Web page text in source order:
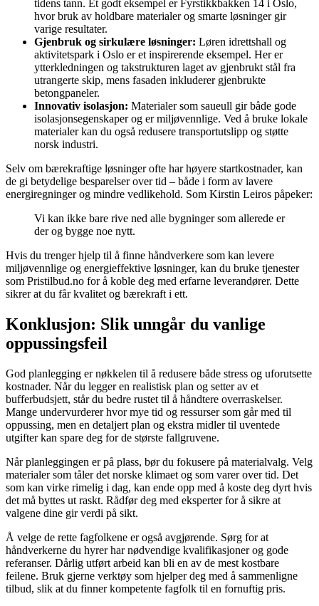
tidens tann. Et godt eksempel er Fyrstikkbakken 14 i Oslo,
hvor bruk av holdbare materialer og smarte løsninger gir
varige resultater.
Gjenbruk og sirkulære løsninger: Løren idrettshall og
aktivitetspark i Oslo er et inspirerende eksempel. Her er
ytterkledningen og takstrukturen laget av gjenbrukt stål fra
utrangerte skip, mens fasaden inkluderer gjenbrukte
betongpaneler.
Innovativ isolasjon: Materialer som saueull gir både gode
isolasjonsegenskaper og er miljøvennlige. Ved å bruke lokale
materialer kan du også redusere transportutslipp og støtte
norsk industri.
Selv om bærekraftige løsninger ofte har høyere startkostnader, kan
de gi betydelige besparelser over tid – både i form av lavere
energiregninger og mindre vedlikehold. Som Kirstin Leiros påpeker:
Vi kan ikke bare rive ned alle bygninger som allerede er
der og bygge noe nytt.
Hvis du trenger hjelp til å finne håndverkere som kan levere
miljøvennlige og energieffektive løsninger, kan du bruke tjenester
som Pristilbud.no for å koble deg med erfarne leverandører. Dette
sikrer at du får kvalitet og bærekraft i ett.
Konklusjon: Slik unngår du vanlige
oppussingsfeil
God planlegging er nøkkelen til å redusere både stress og uforutsette
kostnader. Når du legger en realistisk plan og setter av et
bufferbudsjett, står du bedre rustet til å håndtere overraskelser.
Mange undervurderer hvor mye tid og ressurser som går med til
oppussing, men en detaljert plan og ekstra midler til uventede
utgifter kan spare deg for de største fallgruvene.
Når planleggingen er på plass, bør du fokusere på materialvalg. Velg
materialer som tåler det norske klimaet og som varer over tid. Det
som kan virke rimelig i dag, kan ende opp med å koste deg dyrt hvis
det må byttes ut raskt. Rådfør deg med eksperter for å sikre at
valgene dine gir verdi på sikt.
Å velge de rette fagfolkene er også avgjørende. Sørg for at
håndverkerne du hyrer har nødvendige kvalifikasjoner og gode
referanser. Dårlig utført arbeid kan bli en av de mest kostbare
feilene. Bruk gjerne verktøy som hjelper deg med å sammenligne
tilbud, slik at du finner kompetente fagfolk til en fornuftig pris.